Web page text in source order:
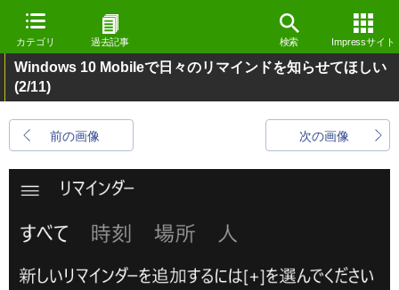
カテゴリ 過去記事 検索 Impressサイト
Windows 10 Mobileで日々のリマインドを知らせてほしい
(2/11)
前の画像 次の画像